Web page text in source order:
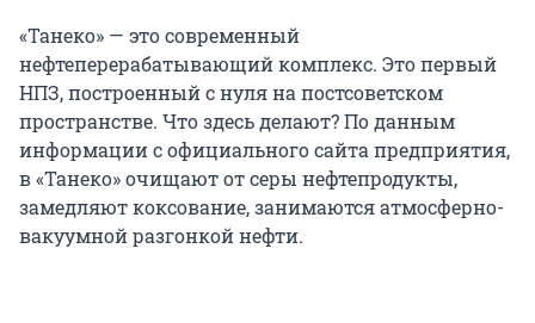
«Танеко» — это современный
нефтеперерабатывающий комплекс. Это первый
НПЗ, построенный с нуля на постсоветском
пространстве. Что здесь делают? По данным
информации с официального сайта предприятия,
в «Танеко» очищают от серы нефтепродукты,
замедляют коксование, занимаются атмосферно-
вакуумной разгонкой нефти.